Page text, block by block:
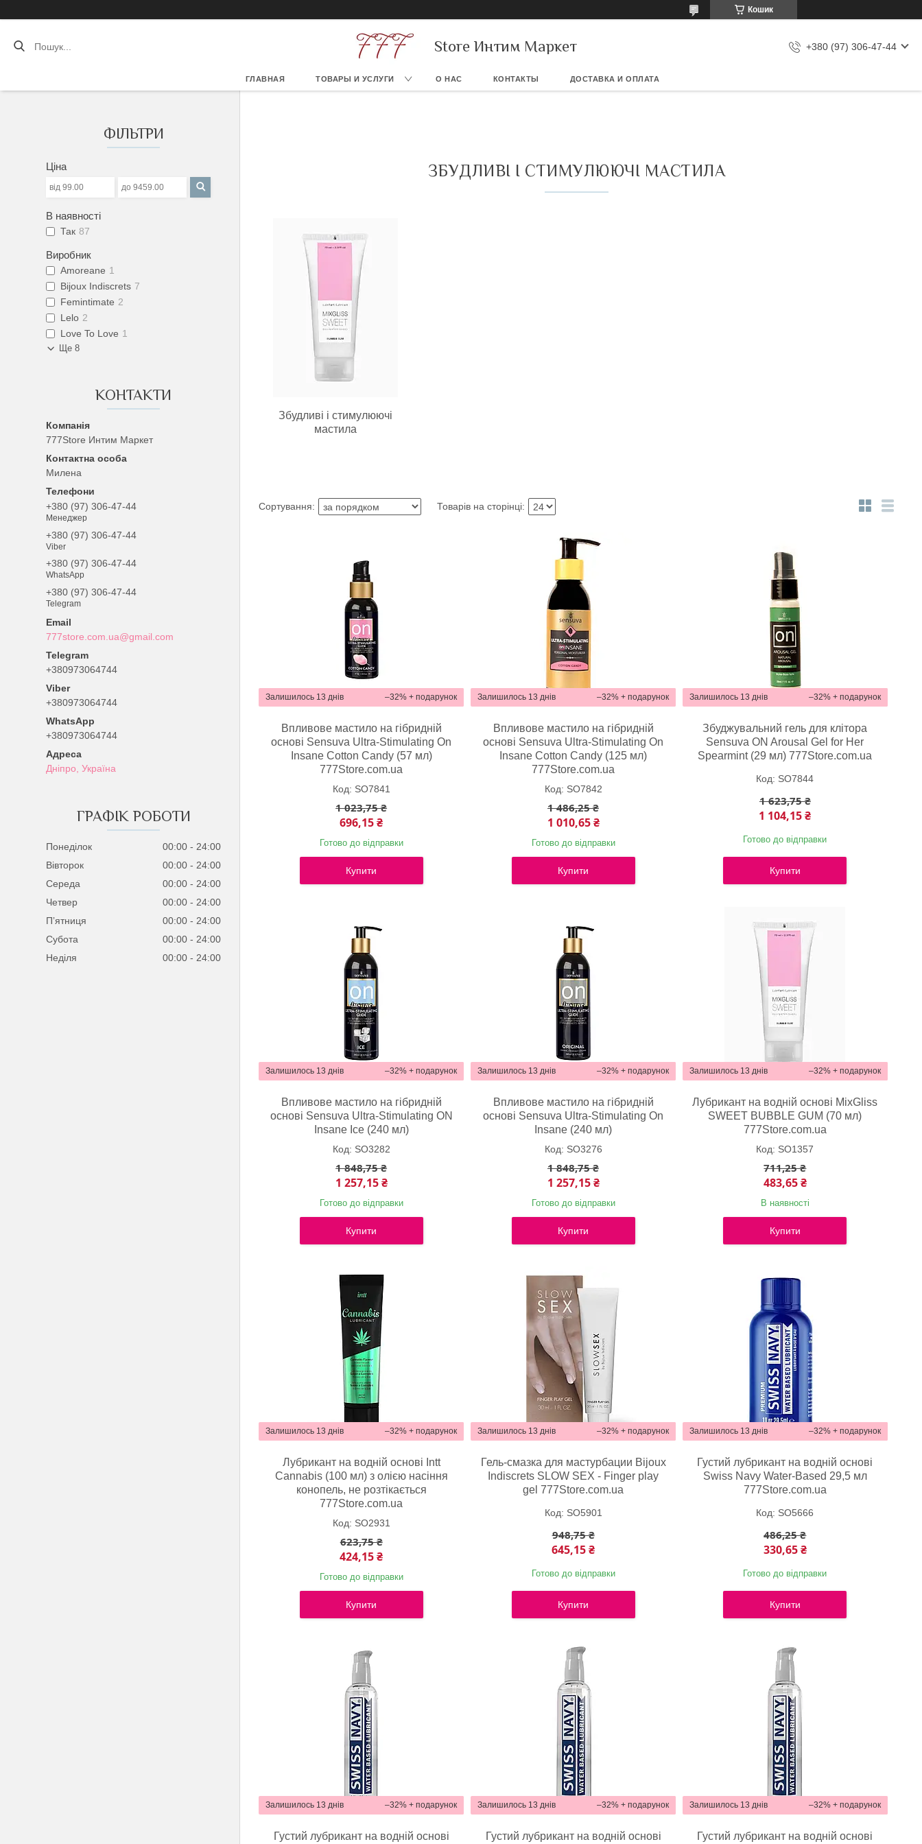
Кошик
Store Интим Маркет +380 (97) 306-47-44
ГЛАВНАЯ ТОВАРЫ И УСЛУГИ О НАС КОНТАКТЫ ДОСТАВКА И ОПЛАТА
ФІЛЬТРИ
Ціна
В наявності
Так 87
Виробник
Amoreane 1
Bijoux Indiscrets 7
Femintimate 2
Lelo 2
Love To Love 1
Ще 8
КОНТАКТИ
777Store Интим Маркет
Милена
+380 (97) 306-47-44
Менеджер
+380 (97) 306-47-44
Viber
+380 (97) 306-47-44
WhatsApp
+380 (97) 306-47-44
Telegram
777store.com.ua@gmail.com
+380973064744
+380973064744
+380973064744
Дніпро, Україна
ГРАФІК РОБОТИ
Понеділок 00:00
24:00
Вівторок
00:00
24:00
Середа
00:00
24:00
Четвер
00:00
24:00
Пʼятниця
00:00
24:00
Субота
00:00
24:00
Неділя
00:00 24:00
ЗБУДЛИВІ І СТИМУЛЮЮЧІ МАСТИЛА
Збудливі і стимулюючі
мастила
–32%
Залишилось 13 днів
Впливове мастило на гібридній
основі Sensuva Ultra-Stimulating On
Insane Cotton Candy (57 мл)
777Store.com.ua
SO7841
1 023,75 ₴
696,15 ₴
Готово до відправки
Купити
–32%
Залишилось 13 днів
Впливове мастило на гібридній
основі Sensuva Ultra-Stimulating On
Insane Cotton Candy (125 мл)
777Store.com.ua
SO7842
1 486,25 ₴
1 010,65 ₴
Готово до відправки
Купити
–32%
Залишилось 13 днів
Збуджувальний гель для клітора
Sensuva ON Arousal Gel for Her
Spearmint (29 мл) 777Store.com.ua
SO7844
1 623,75 ₴
1 104,15 ₴
Готово до відправки
Купити
–32%
Залишилось 13 днів
Впливове мастило на гібридній
основі Sensuva Ultra-Stimulating ON
Insane Ice (240 мл)
SO3282
1 848,75 ₴
1 257,15 ₴
Готово до відправки
Купити
–32%
Залишилось 13 днів
Впливове мастило на гібридній
основі Sensuva Ultra-Stimulating On
Insane (240 мл)
SO3276
1 848,75 ₴
1 257,15 ₴
Готово до відправки
Купити
–32%
Залишилось 13 днів
Лубрикант на водній основі MixGliss
SWEET BUBBLE GUM (70 мл)
777Store.com.ua
SO1357
711,25 ₴
483,65 ₴
В наявності
Купити
–32%
Залишилось 13 днів
Лубрикант на водній основі Intt
Cannabis (100 мл) з олією насіння
конопель, не розтікається
777Store.com.ua
SO2931
623,75 ₴
424,15 ₴
Готово до відправки
Купити
–32%
Залишилось 13 днів
Гель-смазка для мастурбации Bijoux
Indiscrets SLOW SEX - Finger play
gel 777Store.com.ua
SO5901
948,75 ₴
645,15 ₴
Готово до відправки
Купити
–32%
Залишилось 13 днів
Густий лубрикант на водній основі
Swiss Navy Water-Based 29,5 мл
777Store.com.ua
SO5666
486,25 ₴
330,65 ₴
Готово до відправки
Купити
–32%
Залишилось 13 днів
Густий лубрикант на водній основі
–32%
Залишилось 13 днів
Густий лубрикант на водній основі
–32%
Залишилось 13 днів
Густий лубрикант на водній основі